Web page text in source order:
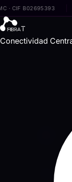
B02695393
Conectividad